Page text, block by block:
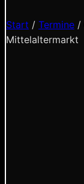
Start / Termine /
Mittelaltermarkt